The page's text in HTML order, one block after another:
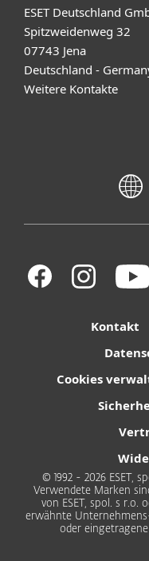
ESET Deutschland
Spitzweidenweg 32
07743 Jena
Deutschland -
Weitere Kontakte
Kontakt
Cookies
© 1992 - 2026 ESET,
Verwendete Marken
von ESET, spol. s r.o.
erwähnte
oder